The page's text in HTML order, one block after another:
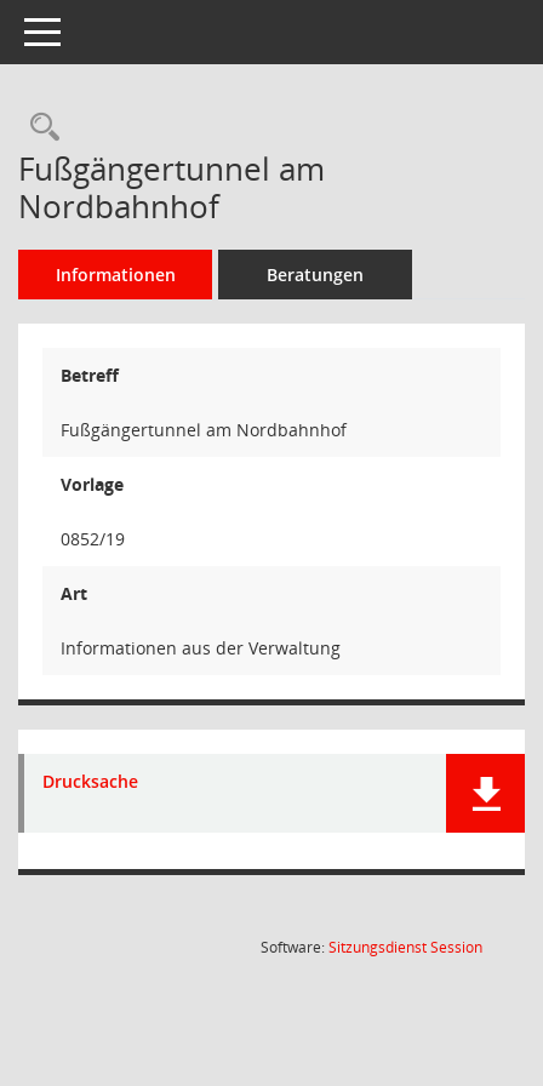
Toggle navigation
Rechercheauswahl
Fußgängertunnel am
Nordbahnhof
Informationen Beratungen
Betreff
Fußgängertunnel am Nordbahnhof
Vorlage
0852/19
Art
Informationen aus der Verwaltung
Drucksache
Software:SitzungsdienstSession(Wird in